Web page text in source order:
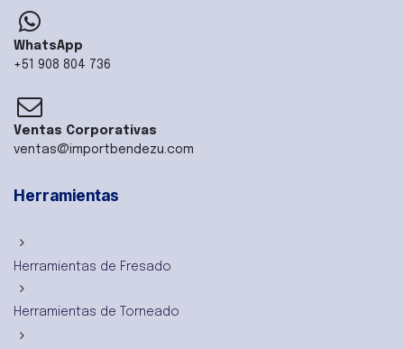
WhatsApp
+51 908 804 736
Ventas Corporativas
ventas@importbendezu.com
Herramientas
Herramientas de Fresado
Herramientas de Torneado